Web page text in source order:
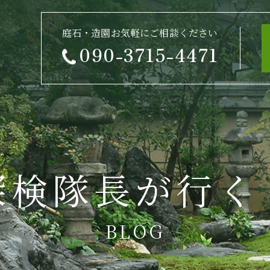
庭石・造園お気軽にご相談ください
090-3715-4471
検隊長が行く
BLOG